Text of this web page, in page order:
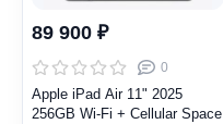
89 900 ₽
0
Apple iPad Air 11" 2025
256GB Wi-Fi + Cellular Space